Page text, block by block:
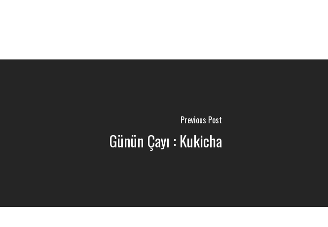
Previous Post
Günün Çayı : Kukicha